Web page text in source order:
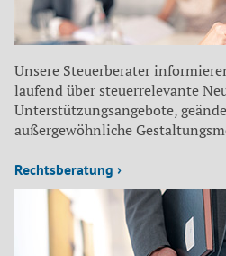
Unsere Steuerberater
laufend über steuerrelevante
Unterstützungsangebote,
außergewöhnliche
Rechtsberatung ›